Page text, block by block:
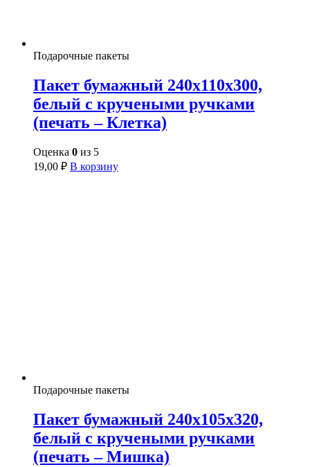
Подарочные пакеты
Пакет бумажный 240х110х300,
белый с кручеными ручками
(печать – Клетка)
Оценка 0 из 5
19,00 ₽ В корзину
Подарочные пакеты
Пакет бумажный 240х105х320,
белый с кручеными ручками
(печать – Мишка)